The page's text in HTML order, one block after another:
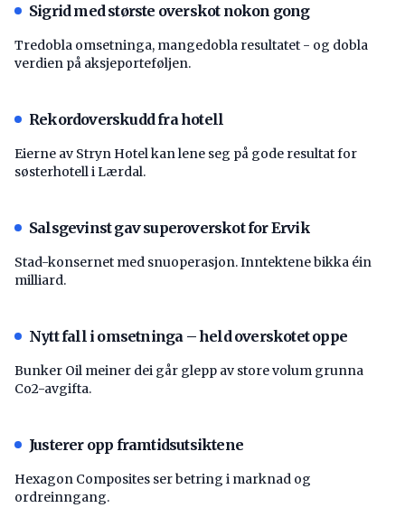
Sigrid med største overskot nokon gong
Tredobla omsetninga, mangedobla resultatet - og dobla
verdien på aksjeporteføljen.
Rekordoverskudd fra hotell
Eierne av Stryn Hotel kan lene seg på gode resultat for
søsterhotell i Lærdal.
Salsgevinst gav superoverskot for Ervik
Stad-konsernet med snuoperasjon. Inntektene bikka éin
milliard.
Nytt fall i omsetninga – held overskotet oppe
Bunker Oil meiner dei går glepp av store volum grunna
Co2-avgifta.
Justerer opp framtidsutsiktene
Hexagon Composites ser betring i marknad og
ordreinngang.